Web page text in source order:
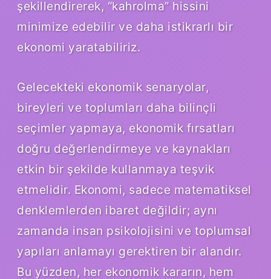
şekillendirerek, “kahrolma” hissini
minimize edebilir ve daha istikrarlı bir
ekonomi yaratabiliriz.
Gelecekteki ekonomik senaryolar,
bireyleri ve toplumları daha bilinçli
seçimler yapmaya, ekonomik fırsatları
doğru değerlendirmeye ve kaynakları
etkin bir şekilde kullanmaya teşvik
etmelidir. Ekonomi, sadece matematiksel
denklemlerden ibaret değildir; aynı
zamanda insan psikolojisini ve toplumsal
yapıları anlamayı gerektiren bir alandır.
Bu yüzden, her ekonomik kararın, hem